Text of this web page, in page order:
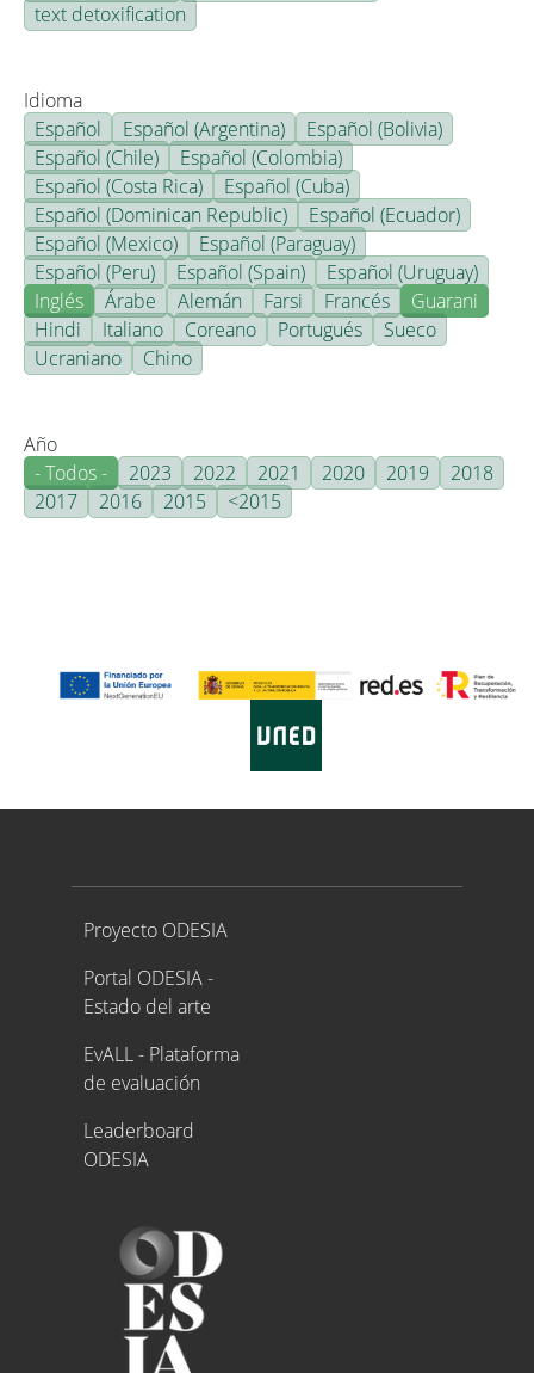
text detoxification
Idioma
Español
Español (Argentina)
Español (Bolivia)
Español (Chile)
Español (Colombia)
Español (Costa Rica)
Español (Cuba)
Español (Dominican Republic)
Español (Ecuador)
Español (Mexico)
Español (Paraguay)
Español (Peru)
Español (Spain)
Español (Uruguay)
Inglés
Árabe Alemán Farsi Francés
Guarani
Hindi
Italiano Coreano Portugués
Sueco
Ucraniano
Chino
Año
- Todos -
2023 2022 2021 2020 2019
2018
2017
2016 2015 <2015
Proyecto ODESIA
Proyecto ODESIA
Portal ODESIA -
Estado del arte
EvALL - Plataforma
de evaluación
Leaderboard
ODESIA